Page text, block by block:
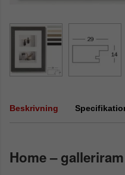
Beskrivning
Home –